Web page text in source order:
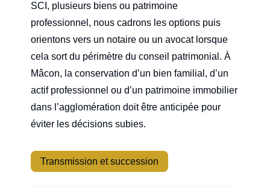
SCI, plusieurs biens ou patrimoine
professionnel, nous cadrons les options puis
orientons vers un notaire ou un avocat lorsque
cela sort du périmètre du conseil patrimonial. À
Mâcon, la conservation d’un bien familial, d’un
actif professionnel ou d’un patrimoine immobilier
dans l’agglomération doit être anticipée pour
éviter les décisions subies.
Transmission et succession